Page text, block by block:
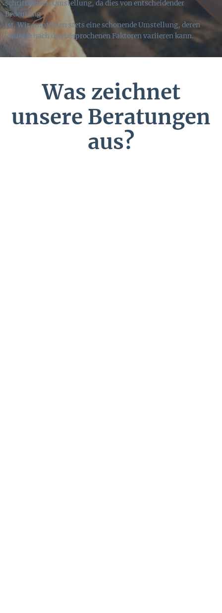
schrittweisen Umstellung, da dies von entscheidender
Bedeutung
ist. Wir empfehlen stets eine schonende Umstellung, deren
Dauer je nach den besprochenen Faktoren variieren kann.
Was zeichnet
unsere Beratungen
aus?